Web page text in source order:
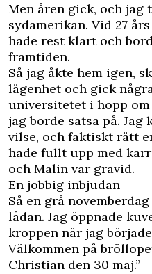
Men åren gick, och jag
sydamerikan. Vid 27
hade rest klart och
framtiden.
Så jag åkte hem igen,
lägenhet och gick
universitetet i hopp
jag borde satsa på.
vilse, och faktiskt rätt
hade fullt upp med
och Malin var gravid.
En jobbig inbjudan
Så en grå
lådan. Jag öppnade
kroppen när jag
Välkommen på
Christian den 30 maj.”